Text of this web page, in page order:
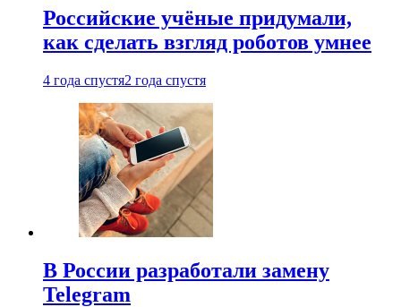
Российские учёные придумали,
как сделать взгляд роботов умнее
4 года спустя2 года спустя
В России разработали замену
Telegram